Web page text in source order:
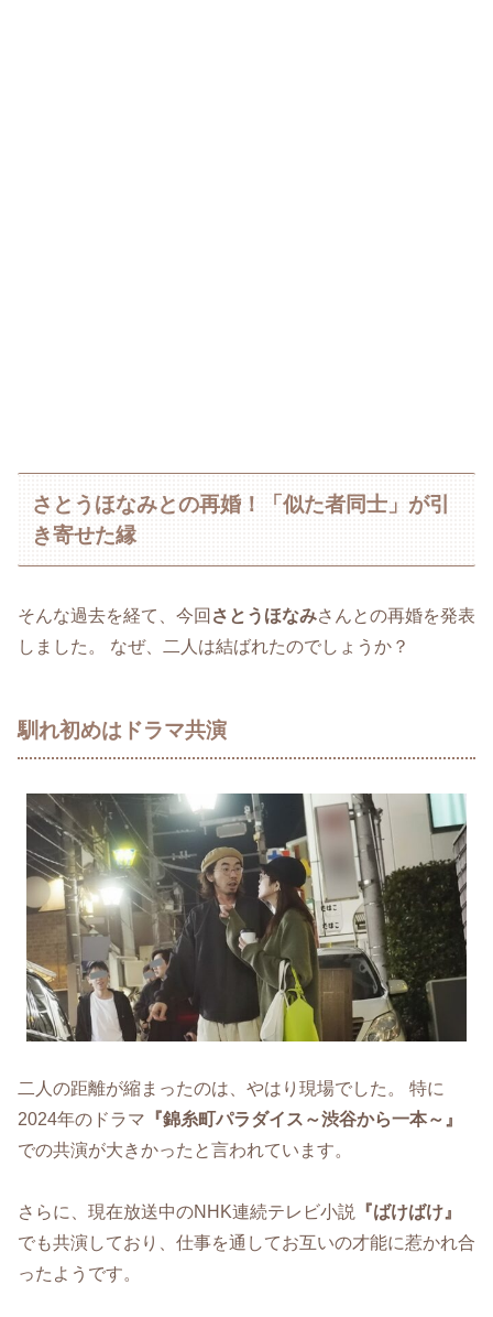
さとうほなみとの再婚！「似た者同士」が引
き寄せた縁
そんな過去を経て、今回 さとうほなみさんとの再婚を発表
しました。 なぜ、二人は結ばれたのでしょうか？
馴れ初めはドラマ共演
二人の距離が縮まったのは、やはり現場でした。 特に
2024年のドラマ 『錦糸町パラダイス～渋谷から一本～』
での共演が大きかったと言われています。
さらに、現在放送中のNHK連続テレビ小説
『ばけばけ』
でも共演しており、仕事を通してお互いの才能に惹かれ合
ったようです。